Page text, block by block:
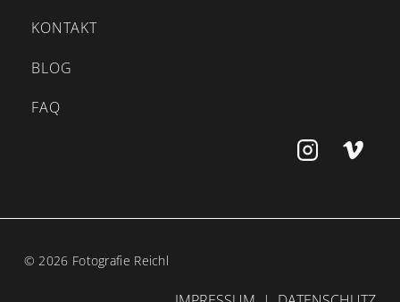
KONTAKT
BLOG
FAQ
© 2026 Fotografie Reichl